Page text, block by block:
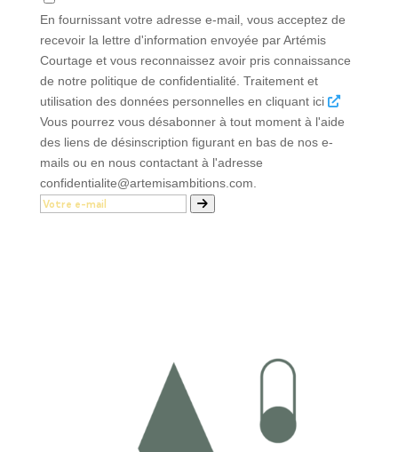
En fournissant votre adresse e-mail, vous acceptez de
recevoir la lettre d'information envoyée par Artémis
Courtage et vous reconnaissez avoir pris connaissance
de notre politique de confidentialité. Traitement et
utilisation des données personnelles en cliquant ici
Vous pourrez vous désabonner à tout moment à l'aide
des liens de désinscription figurant en bas de nos e-
mails ou en nous contactant à l'adresse
confidentialite@artemisambitions.com.